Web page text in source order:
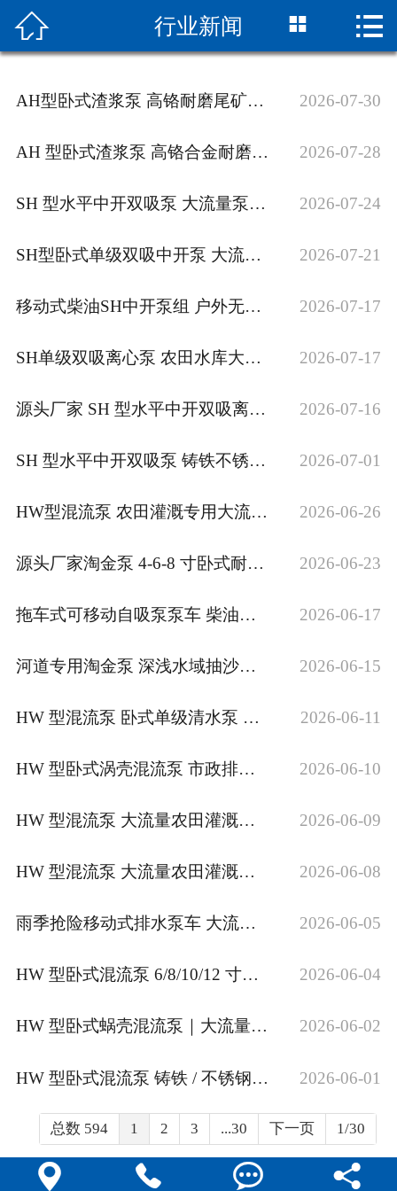
网站首页
产品中心
组装现场
服务支持
 行业新闻  
AH型卧式渣浆泵 高铬耐磨尾矿泵 矿山选矿排渣大流量渣浆泵 2026-07-30
AH 型卧式渣浆泵 高铬合金耐磨渣浆泵 矿山选矿泥沙输送杂质泵 2026-07-28
SH 型水平中开双吸泵 大流量泵站供水泵 市政给排水农田灌溉中开离心泵 2026-07-24
SH型卧式单级双吸中开泵 大流量水利工程泵 河道提水调水离心泵 2026-07-21
移动式柴油SH中开泵组 户外无电源抢险泵 河道提水排涝抽水机 2026-07-17
SH单级双吸离心泵 农田水库大流量提水泵 灌区抗旱排灌中开泵 2026-07-17
源头厂家 SH 型水平中开双吸离心泵 大流量农田灌溉清水泵 2026-07-16
SH 型水平中开双吸泵 铸铁不锈钢材质水厂供水循环离心泵 2026-07-01
HW型混流泵 农田灌溉专用大流量提水设备 2026-06-26
源头厂家淘金泵 4‑6‑8 寸卧式耐磨抽沙泵河道砂金开采柴油机吸沙泵 2026-06-23
拖车式可移动自吸泵泵车 柴油大流量防汛排涝抽水机源头厂家 2026-06-17
河道专用淘金泵 深浅水域抽沙选金设备 2026-06-15
HW 型混流泵 卧式单级清水泵 江河取水农田灌溉工地排水泵 规格齐全 2026-06-11
HW 型卧式涡壳混流泵 市政排涝农田水利工程专用大流量清水泵 6 寸 8 寸大口径灌溉泵 2026-06-10
HW 型混流泵 大流量农田灌溉泵 卧式清水离心泵 工厂现货直发 2026-06-09
HW 型混流泵 大流量农田灌溉泵 卧式清水离心泵 工厂现货 2026-06-08
雨季抢险移动式排水泵车 大流量铸铁不锈钢自吸泵 柴油机驱动市政排污河道抽水移动泵车 2026-06-05
HW 型卧式混流泵 6/8/10/12 寸大流量农用灌溉水泵防汛排涝抽水泵厂家 2026-06-04
HW 型卧式蜗壳混流泵｜大流量农田灌溉防汛排涝水泵 2026-06-02
HW 型卧式混流泵 铸铁 / 不锈钢 大流量低扬程 农田灌溉排涝泵 2026-06-01
总数 594 1 2 3 ...30 下一页 1/30
   